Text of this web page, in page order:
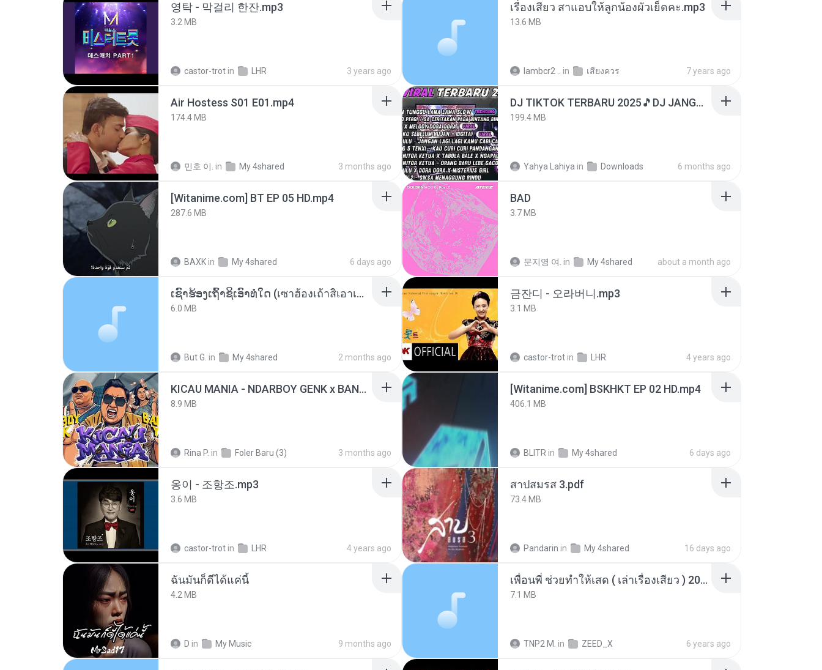
영탁 - 막걸리 한잔.mp3
3.2 MB
castor-trot in LHR 3 years ago
เรื่องเสียว สาแอบให้ลูกน้องผัวเย็ดคะ.mp3
13.6 MB
lambcr2 .. in เสียงควร 7 years ago
Air Hostess S01 E01.mp4
174.4 MB
민호 이. in My 4shared 3 months ago
DJ TIKTOK TERBARU 2025🎵DJ JANGAN TUNGGU LAMA LAMA NANTI LAMA LAMA 🎵DJ SEDIA AKU SEBELUM HUJAN
199.4 MB
Yahya Lahiya in Downloads 6 months ago
[Witanime.com] BT EP 05 HD.mp4
287.6 MB
BAXK in My 4shared 6 days ago
BAD
3.7 MB
문지영 여. in My 4shared about a month ago
ເຊົາຮ້ອງເຖົ້າຊິເອົາທໍ່ໃດ (เซาฮ้องเถ้าสิเอาเท่าใด) ບຸນເກີດ ຫນູຫ່ວງ ft. ໂສພາ ຈຸນທະລາ
6.0 MB
But G. in My 4shared 2 months ago
금잔디 - 오라버니.mp3
3.1 MB
castor-trot in LHR 4 years ago
KICAU MANIA - NDARBOY GENK x BANDITOZ YAOW 86 (OFFICIAL LYRIC VIDEO) GAS POL NDANGAK
8.9 MB
Rina P. in Foler Baru (3) 3 months ago
[Witanime.com] BSKHKT EP 02 HD.mp4
406.1 MB
BLITR in My 4shared 6 days ago
옹이 - 조항조.mp3
3.6 MB
castor-trot in LHR 4 years ago
สาปสมรส 3.pdf
73.4 MB
Pandarin in My 4shared 16 days ago
ฉันมันก็ดีได้แค่นี้
4.2 MB
D in My Music 9 months ago
เพื่อนพี่ ช่วยทำให้เสด ( เล่าเรื่องเสียว ) 201.mp3
7.1 MB
TNP2 M. in ZEED_X 6 years ago